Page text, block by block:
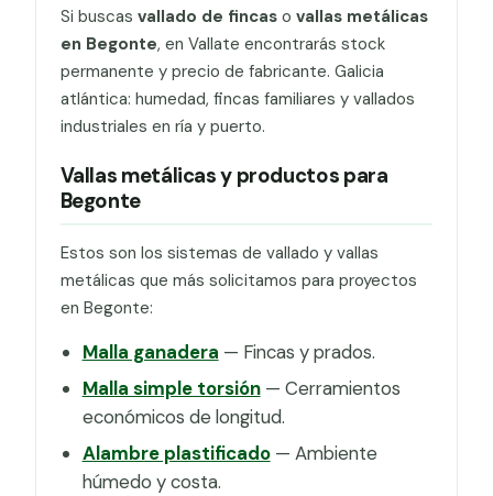
Si buscas vallado de fincaso vallas metálicas
en Begonte, en Vallate encontrarás stock
permanente y precio de fabricante. Galicia
atlántica: humedad, fincas familiares y vallados
industriales en ría y puerto.
Vallas metálicas y productos para
Begonte
Estos son los sistemas de vallado y vallas
metálicas que más solicitamos para proyectos
en Begonte:
Malla ganadera — Fincas y prados.
Malla simple torsión— Cerramientos
económicos de longitud.
Alambre plastificado— Ambiente
húmedo y costa.